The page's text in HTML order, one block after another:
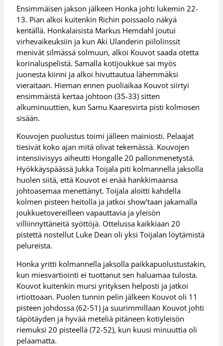
Ensimmäisen jakson jälkeen Honka johti lukemin 22-
13. Pian alkoi kuitenkin Richin poissaolo näkyä
kentällä. Honkalaisista Markus Hemdahl joutui
virhevaikeuksiin ja kun Aki Ulanderin piilolinssit
menivät silmässä solmuun, alkoi Kouvot saada otetta
korinaluspelistä. Samalla kotijoukkue sai myös
juonesta kiinni ja alkoi hivuttautua lähemmäksi
vieraitaan. Hieman ennen puoliaikaa Kouvot siirtyi
ensimmäistä kertaa johtoon (35-33) sitten
alkuminuuttien, kun Samu Kaaresvirta pisti kolmosen
sisään.
Kouvojen puolustus toimi jälleen mainiosti. Pelaajat
tiesivät koko ajan mitä olivat tekemässä. Kouvojen
intensiivisyys aiheutti Hongalle 20 pallonmenetystä.
Hyökkäyspäässä Jukka Toijala piti kolmannella jaksolla
huolen siitä, että Kouvot ei enää hankkimaansa
johtoasemaa menettänyt. Toijala aloitti kahdella
kolmen pisteen heitolla ja jatkoi show’taan jakamalla
joukkuetovereilleen vapauttavia ja yleisön
villiinnyttäneitä syöttöjä. Ottelussa kaikkiaan 20
pistettä nostellut Luke Dean oli yksi Toijalan löytämistä
pelureista.
Honka yritti kolmannella jaksolla paikkapuolustustakin,
kun miesvartiointi ei tuottanut sen haluamaa tulosta.
Kouvot kuitenkin mursi yrityksen helposti ja jatkoi
irtiottoaan. Puolen tunnin pelin jälkeen Kouvot oli 11
pisteen johdossa (62-51) ja suurimmillaan Kouvot johti
täpötäyden ja hyvää meteliä pitäneen kotiyleisön
riemuksi 20 pisteellä (72-52), kun kuusi minuuttia oli
pelaamatta.